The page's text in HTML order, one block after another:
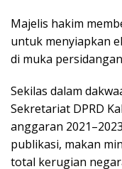
Majelis hakim
untuk menyiapkan
di muka
Sekilas dalam
Sekretariat DPRD
anggaran
publikasi, makan
total kerugian